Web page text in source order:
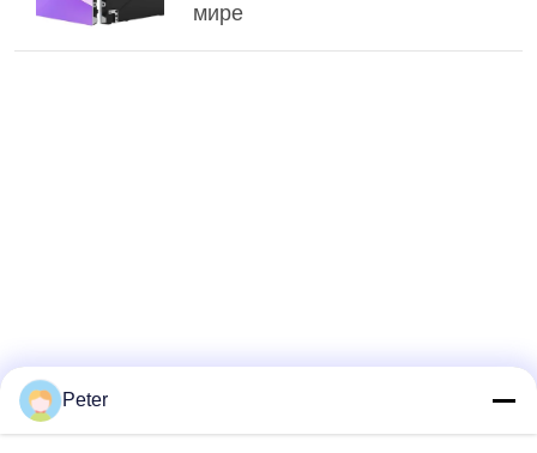
мире
Peter